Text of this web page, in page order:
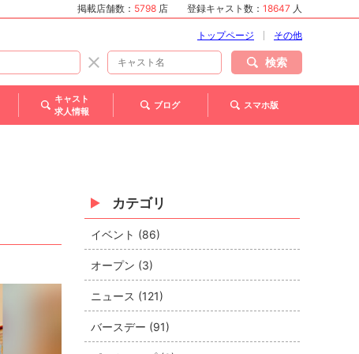
掲載店舗数： 5798 店 登録キャスト数： 18647 人
トップページ その他
検索
キャスト
求人情報
ブログ スマホ版
カテゴリ
イベント (86)
オープン (3)
ニュース (121)
バースデー (91)